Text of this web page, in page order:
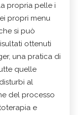
propria pelle i
propri menu
si può
ottenuti
una pratica di
quelle
al
del processo
e